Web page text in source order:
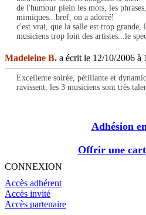
de l'humour plein les mots, les
mimiques...bref, on a adorré!
c'est vrai, que la salle est trop grande,
musiciens trop loin des artistes...le
Madeleine B. a écrit le 12/10/2006 à
Excellente soirée, pétillante et
ravissent, les 3 musiciens sont très
Adhésion
Offrir une
CONNEXION
Accès adhérent
Accès invité
Accès partenaire